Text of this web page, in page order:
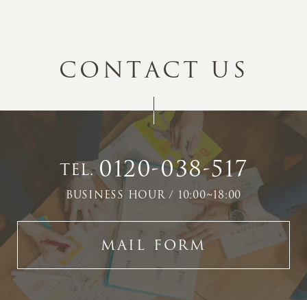
CONTACT US
TEL.0120-038-517
BUSINESS HOUR / 10:00~18:00
MAIL FORM